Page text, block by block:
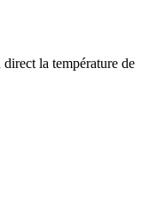
la température de